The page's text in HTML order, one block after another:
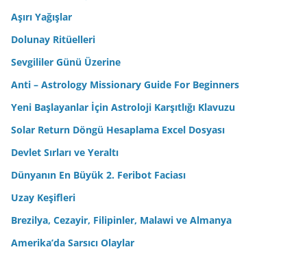
Aşırı Yağışlar
Dolunay Ritüelleri
Sevgililer Günü Üzerine
Anti – Astrology Missionary Guide For Beginners
Yeni Başlayanlar İçin Astroloji Karşıtlığı Klavuzu
Solar Return Döngü Hesaplama Excel Dosyası
Devlet Sırları ve Yeraltı
Dünyanın En Büyük 2. Feribot Faciası
Uzay Keşifleri
Brezilya, Cezayir, Filipinler, Malawi ve Almanya
Amerika’da Sarsıcı Olaylar